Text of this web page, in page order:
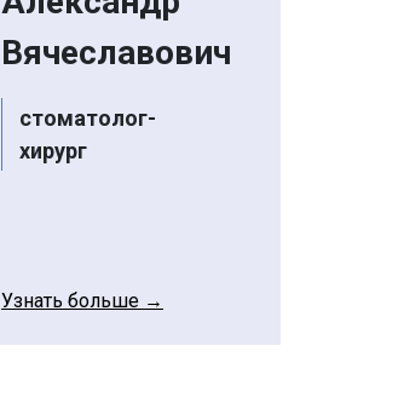
Вячеславович
стоматолог-
хирург
Узнать больше →